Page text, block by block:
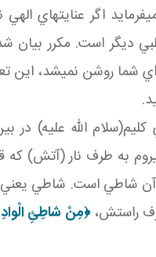
اگر عنايت هاي
ديگر است. مکرر
شما روشن نمي شد، اين
الله عليه)
روم به طرف نار (آتش)
آن شاطي است. شاطي
راستش،﴿مِنْ شاطِئِ